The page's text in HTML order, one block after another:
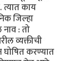
त्यात काय
जिल्हा
: तो
व्यक्तीची
करण्यात